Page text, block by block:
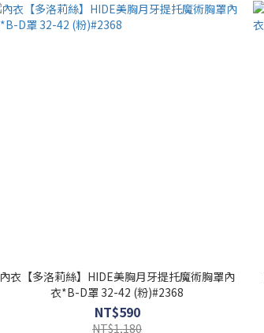
內衣【多洛莉絲】HIDE美胸月牙提托魔術胸罩內
衣*B-D罩 32-42 (粉)#2368
NT$590
NT$1,180